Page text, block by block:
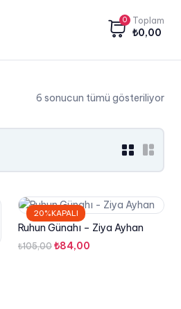
0 Toplam
₺0,00
6 sonucun tümü gösteriliyor
grid
20%KAPALI
Ruhun Günahı – Ziya Ayhan
₺105,00 Orijinal
₺84,00